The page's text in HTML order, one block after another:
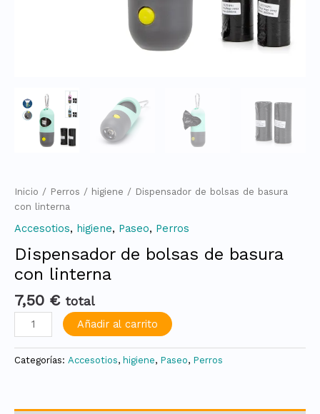
Inicio / Perros / higiene / Dispensador de bolsas de basura
con linterna
Accesotios, higiene, Paseo, Perros
Dispensador de bolsas de basura
con linterna
7,50 € total
Añadir al carrito
Categorías: Accesotios, higiene, Paseo, Perros